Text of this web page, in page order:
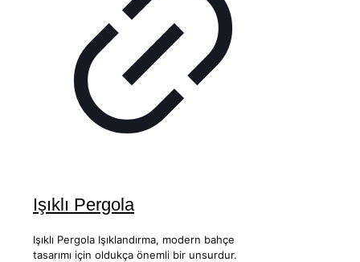
Işıklı Pergola
Işıklı Pergola Işıklandırma, modern bahçe
tasarımı için oldukça önemli bir unsurdur.